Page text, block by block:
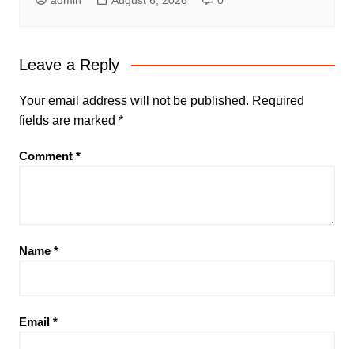
Leave a Reply
Your email address will not be published. Required
fields are marked *
Comment *
Name *
Email *